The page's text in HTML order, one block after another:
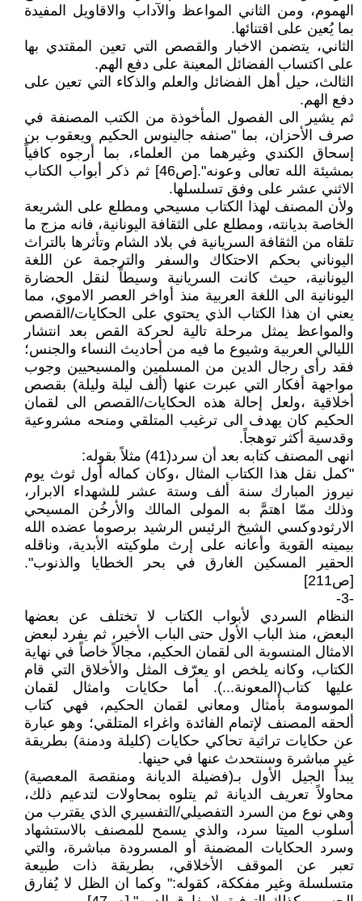
الهموم، ومن الثاني المواعظ والآداب والاقاويل المفيدة
بما يُعين على اقتنائها.
الثاني، يتضمن الاخبار والقصص التي تعين المقتدي بها
على اكتساب الفضائل المعينة على دفع الهم.
الثالث، حيل أهل الفضائل والعلم والذكاء التي تعين على
دفع الهم.
ثم يشير الى الفصول المأخوذة من الكتب المصنفة في
صرف الأحزان، بما "صنفه جالينوس الحكيم ويعقوب بن
إسحاق الكندي وغيرهما من العلماء، بما أرجوه كافياً
بمشيئة الله تعالى وعونه".[ص46] ثم ذكر أبواب الكتاب
الاثني عشر على وفق تسلسلها.
ولأن المصنف لهذا الكتاب مسيحي ومطلع على الشريعة
الخاصة بديانته، ومطلع على الثقافة اليونانية، فانه مزج ما
تلقاه من الثقافة السريانية في بلاد الشام وتأثرها بالتراث
اليوناني بحكم الاحتكاك والسفر والترجمة عن اللغة
اليونانية، حيث كانت السريانية وسيطاً لنقل الحضارة
اليونانية الى اللغة العربية منذ أواخر العصر الاموي، مما
يعني ان هذا الكتاب الذي يحتوي على الحكايات/القصص
والمواعظ يمثل مرحلة تالية لحركة القص بعد انتشار
الليالي العربية وشيوع ما فيه من أحاديث النساء والجنس؛
فقد رأى رجال الدين من المسلمين والمسيحيين وجوب
مواجهة أفكار التي عبرت عنها (ألف ليلة وليلة) بقصص
أخلاقية ،ولعل إحالة هذه الحكايات/القصص الى لقمان
الحكيم كان يهدف الى ترغيب المتلقي ومنحه مشروعية
وقدسية أكثر توهجاً.
انهى المصنف كتابه بعد أن سرد(41) مثلاً بقوله:
"كمل نقل هذا الكتاب المثال ،وكان كماله أول ثوث يوم
نيروز المبارك سنة ألف وستة عشر للشهداء الابرار،
وذلك ممّا اهتمَّ به المولى المالك والأرخُن المسيحي
الارثودوكسي الشيخ الرئيس الرشيد برصوما عضده الله
بيمينه القوية وأعانه على إرث ملوكيته الأبدية، وناقله
الحقير المسكين الغارق في بحر الخطايا والذنوب".
[ص211]
-3-
النظام السردي لأبواب الكتاب لا تختلف عن بعضها
البعض، منذ الباب الأول حتى الباب الأخير، ثم يفرد لبعض
الامثال المنسوبة الى لقمان الحكيم، مجالاً خاصاً في نهاية
الكتاب، وكانه يلخص او يعرّف المثل والأخلاق التي قام
عليها كتاب(المعونة...). أما حكايات وامثال لقمان
الموسومة بأمثال ومعاني لقمان الحكيم، فهي كتاب
ألحقه المصنف لإتمام الفائدة واغراء المتلقي؛ وهو عبارة
عن حكايات تراثية تحاكي حكايات (كليلة ودمنة) بطريقة
غير مباشرة وسنتحدث عنها في حينها.
يبدأ الجيل الأول بـ(فضيلة الديانة ومنقصة المعصية)
محاولاً تعريف الديانة ثم يتلوه بمحاولات لتدعيم ذلك،
وهي نوع من السرد التفصيلي/التفسيري الذي يقترب من
أسلوب الميتا سرد، والذي يسمح للمصنف بالاستشهاد
وسرد الحكايات المضمنة أو المسرودة مباشرة، والتي
تعبر عن الموقف الأخلاقي، بطريقة ذات طبيعة
متسلسلة وغير مفككة، كقوله:" وكما ان الظل لا يُفارق